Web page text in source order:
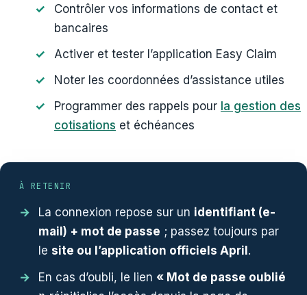
Contrôler vos informations de contact et
bancaires
Activer et tester l’application Easy Claim
Noter les coordonnées d’assistance utiles
Programmer des rappels pour la gestion des
cotisations et échéances
À RETENIR
La connexion repose sur un identifiant (e-
mail) + mot de passe ; passez toujours par
le site ou l’application officiels April .
En cas d’oubli, le lien « Mot de passe oublié